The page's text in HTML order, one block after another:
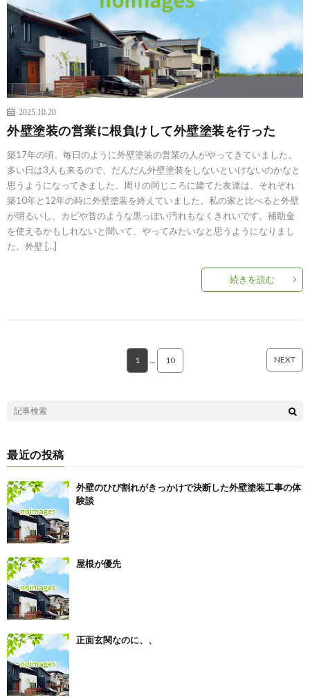
2025.10.20
外壁塗装の営業に根負けして外壁塗装を行った
築17年の頃、毎日のように外壁塗装の営業の人がやってきていました。
多い日は3人も来るので、だんだん外壁塗装をしないといけないのかなと
思うようになってきました。周りの同じころに建てた友達は、それぞれ
築10年と12年の時に外壁塗装を終えていました。私の家と比べると外壁
が明るいし、カビや苔のような黒っぽい汚れもなくきれいです。補助金
を使えるかもしれないと聞いて、やってみたいなと思うようになりまし
た。外壁 […]
続きを読む
1 10 NEXT
最近の投稿
外壁のひび割れがきっかけで決断した外壁塗装工事の体
験談
屋根が優先
正面玄関なのに、、